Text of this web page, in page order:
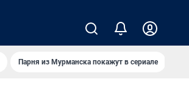
Парня из Мурманска покажут в сериале